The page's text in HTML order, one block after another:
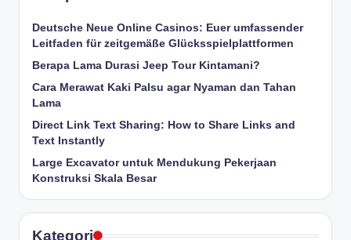
Deutsche Neue Online Casinos: Euer umfassender
Leitfaden für zeitgemäße Glücksspielplattformen
Berapa Lama Durasi Jeep Tour Kintamani?
Cara Merawat Kaki Palsu agar Nyaman dan Tahan
Lama
Direct Link Text Sharing: How to Share Links and
Text Instantly
Large Excavator untuk Mendukung Pekerjaan
Konstruksi Skala Besar
Kategori